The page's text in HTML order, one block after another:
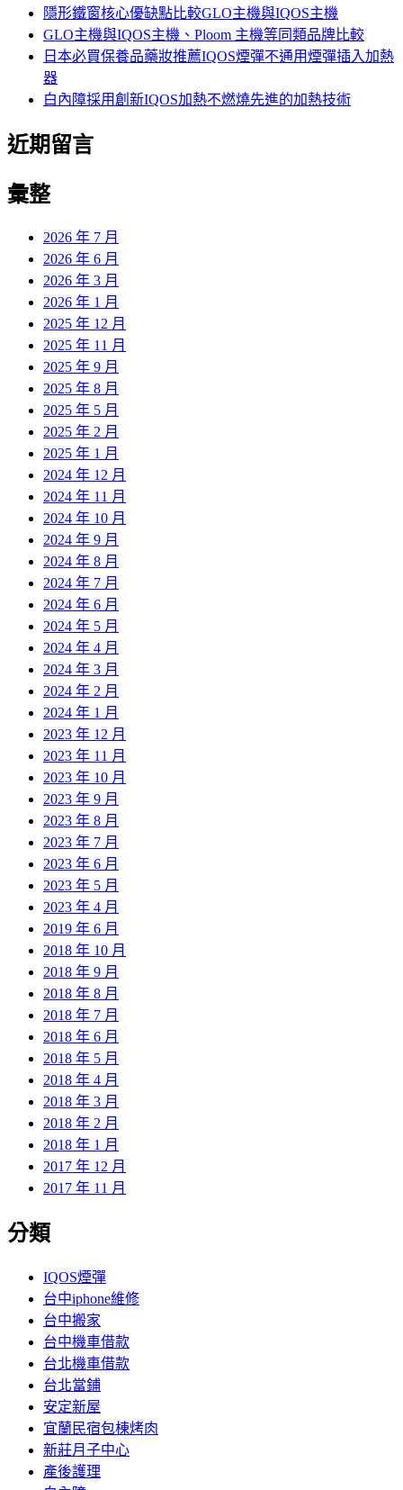
隱形鐵窗核心優缺點比較GLO主機與IQOS主機
GLO主機與IQOS主機、Ploom 主機等同類品牌比較
日本必買保養品藥妝推薦IQOS煙彈不通用煙彈插入加熱
器
白內障採用創新IQOS加熱不燃燒先進的加熱技術
近期留言
彙整
2026 年 7 月
2026 年 6 月
2026 年 3 月
2026 年 1 月
2025 年 12 月
2025 年 11 月
2025 年 9 月
2025 年 8 月
2025 年 5 月
2025 年 2 月
2025 年 1 月
2024 年 12 月
2024 年 11 月
2024 年 10 月
2024 年 9 月
2024 年 8 月
2024 年 7 月
2024 年 6 月
2024 年 5 月
2024 年 4 月
2024 年 3 月
2024 年 2 月
2024 年 1 月
2023 年 12 月
2023 年 11 月
2023 年 10 月
2023 年 9 月
2023 年 8 月
2023 年 7 月
2023 年 6 月
2023 年 5 月
2023 年 4 月
2019 年 6 月
2018 年 10 月
2018 年 9 月
2018 年 8 月
2018 年 7 月
2018 年 6 月
2018 年 5 月
2018 年 4 月
2018 年 3 月
2018 年 2 月
2018 年 1 月
2017 年 12 月
2017 年 11 月
分類
IQOS煙彈
台中iphone維修
台中搬家
台中機車借款
台北機車借款
台北當鋪
安定新屋
宜蘭民宿包棟烤肉
新莊月子中心
產後護理